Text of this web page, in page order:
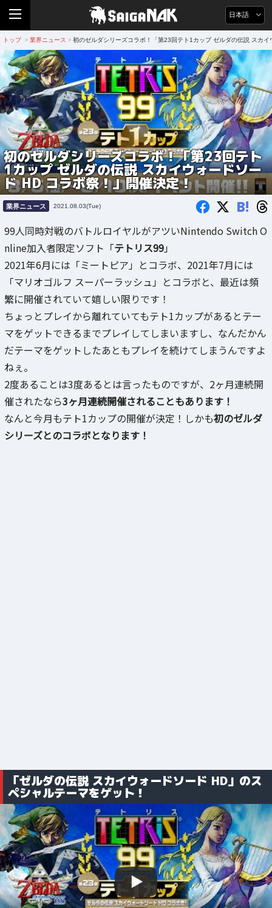
日本語
トップ > 業界ニュース > 初のゼルダシリーズコラボ！「第23回テト1カップ ゼルダの伝説 スカ
初のゼルダシリーズコラボ！「第23回テト
1カップ ゼルダの伝説 スカイウォードソー
ド HD コラボ祭！」開催決定！
業界ニュース 2021.08.03(Tue) B!
99人同時対戦のバトルロイヤルがアツいNintendo Switch O
nline加入者限定ソフト「テトリス99」
2021年6月には「ミートピア」とコラボ、2021年7月には
「マリオゴルフ スーパーラッシュ」とコラボと、最近は頻
繁に開催されていて嬉しい限りです！
ちょっとプレイから離れていてもテト1カップがあるとテー
マをゲットできるまでプレイしてしまいますし、なんだかん
だテーマをゲットしたあともプレイを続けてしまうんですよ
ねぇ。
2度あることは3度あるとは言ったものですが、2ヶ月連続開
催されたなら3ヶ月連続開催されることもあります！
なんと今月もテト1カップの開催が決定！しかも初のゼルダ
シリーズとのコラボとなります！
「ゼルダの伝説 スカイウォードソード HD」のス
ペシャルテーマをゲット！